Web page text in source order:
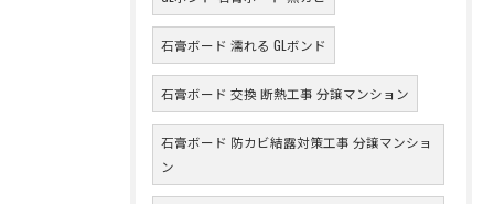
石膏ボード 濡れる GLボンド
石膏ボード 交換 断熱工事 分譲マンション
石膏ボード 防カビ結露対策工事 分譲マンショ
ン